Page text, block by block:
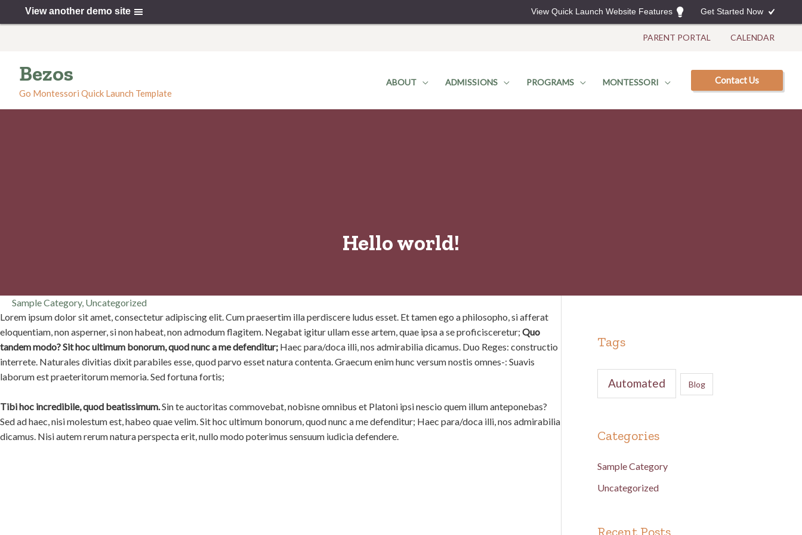
PARENT PORTAL CALENDAR
Bezos
Go Montessori Quick Launch Template
ABOUT ADMISSIONS PROGRAMS MONTESSORI Contact Us
Hello world!
Sample Category, Uncategorized
Lorem ipsum dolor sit amet, consectetur adipiscing elit. Cum praesertim illa perdiscere ludus esset. Et tamen ego a philosopho, si afferat
eloquentiam, non asperner, si non habeat, non admodum flagitem. Negabat igitur ullam esse artem, quae ipsa a se proficisceretur; Quo
tandem modo?Sit hoc ultimum bonorum, quod nunc a me defenditur; Haec para/doca illi, nos admirabilia dicamus. Duo Reges: constructio
interrete. Naturales divitias dixit parabiles esse, quod parvo esset natura contenta. Graecum enim hunc versum nostis omnes-: Suavis
laborum est praeteritorum memoria. Sed fortuna fortis;
Tibi hoc incredibile, quod beatissimum.Sin te auctoritas commovebat, nobisne omnibus et Platoni ipsi nescio quem illum anteponebas?
Sed ad haec, nisi molestum est, habeo quae velim. Sit hoc ultimum bonorum, quod nunc a me defenditur; Haec para/doca illi, nos admirabilia
dicamus. Nisi autem rerum natura perspecta erit, nullo modo poterimus sensuum iudicia defendere.
Tags
Automated Blog
Categories
Sample Category
Uncategorized
View another demo site View Quick Launch Website Features Get Started Now